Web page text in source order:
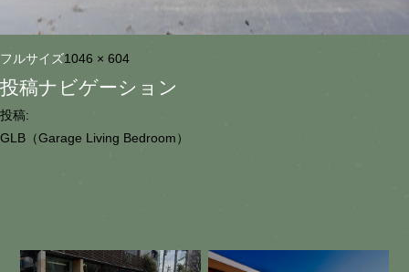
フルサイズ1046 × 604
投稿ナビゲーション
投稿:
GLB（Garage Living Bedroom）